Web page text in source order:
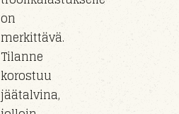
on
merkittävä.
Tilanne
korostuu
jäätalvina,